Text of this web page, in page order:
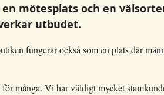
mötesplats och en
utbudet.
fungerar också som en plats där
många. Vi har väldigt mycket